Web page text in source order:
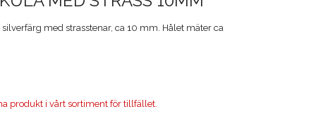
med strasstenar, ca 10 mm. Hålet mäter ca
produkt i vårt sortiment för tillfället.